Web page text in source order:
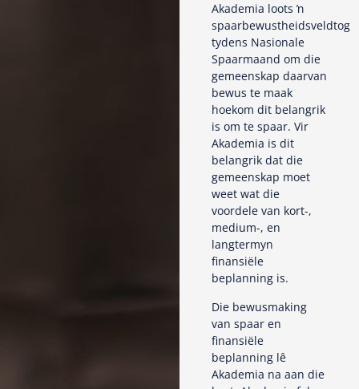
Akademia loots ŉ
spaarbewustheidsveldtog
tydens Nasionale
Spaarmaand om die
gemeenskap daarvan
bewus te maak
hoekom dit belangrik
is om te spaar. Vir
Akademia is dit
belangrik dat die
gemeenskap moet
weet wat die
voordele van kort-,
medium-, en
langtermyn
finansiële
beplanning is.
Die bewusmaking
van spaar en
finansiële
beplanning lê
Akademia na aan die